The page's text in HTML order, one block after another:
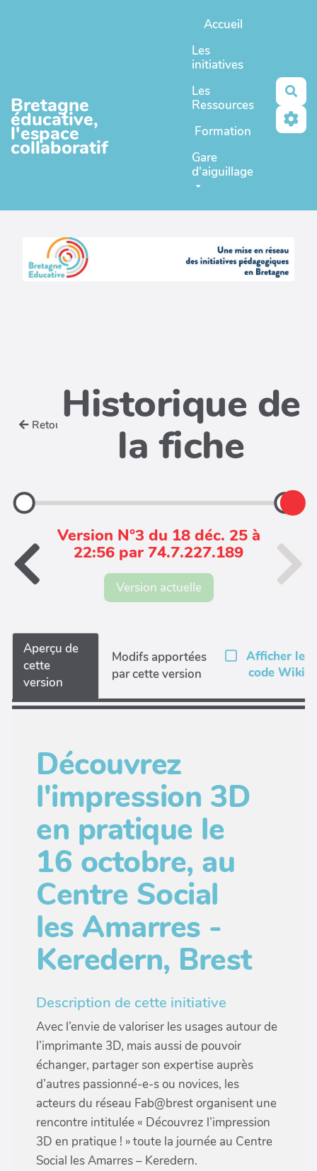
Bretagne
éducative,
l'espace
collaboratif
Accueil
Les
initiatives
Les
Ressources
Formation
Gare
d'aiguillage
Retour Historique de
la fiche
Version N°3 du 18 déc. 25 à
22:56 par 74.7.227.189
Version actuelle
Aperçu de
cette
version
Modifs apportées
par cette version
Afficher le
code Wiki
Découvrez
l'impression 3D
en pratique le
16 octobre, au
Centre Social
les Amarres -
Keredern, Brest
Description de cette initiative
Avec l’envie de valoriser les usages autour de
l’imprimante 3D, mais aussi de pouvoir
échanger, partager son expertise auprès
d’autres passionné-e-s ou novices, les
acteurs du réseau Fab@brest organisent une
rencontre intitulée « Découvrez l’impression
3D en pratique ! » toute la journée au Centre
Social les Amarres – Keredern.